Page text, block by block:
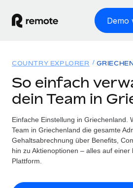
Demo
WELTWEITE BESCHÄFTIGUNG
Globale Payroll
Einfache, rechtssicher Payroll
Employer of Record
Weltweites Wachstum ohne
Contractor of Record
Lösungen
WELTWEITE ABDECKUNG
Country Explorer
Länderspezifische
Einfache Einstellung in allen US-
Ressourcen
TOOLS UND RECHNER
Preise
COUNTRY EXPLORER
So einfach
dein Team in
Einfache Einstellung in Griechenland.
Team in Griechenland die gesamte
Gehaltsabrechnung über Benefits,
hin zu Aktienoptionen – alles auf
Plattform.